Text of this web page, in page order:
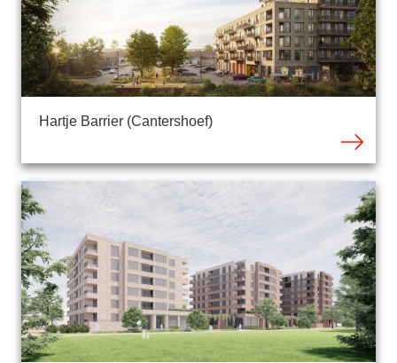
Hartje Barrier (Cantershoef)